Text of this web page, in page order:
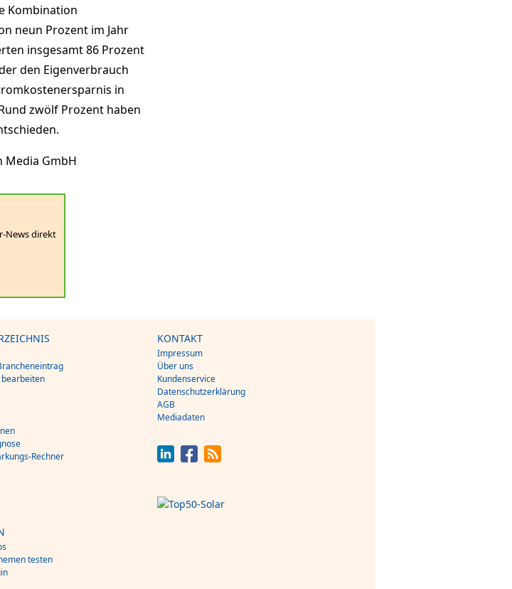
Kombination
neun Prozent im Jahr
insgesamt 86 Prozent
den Eigenverbrauch
in
zwölf Prozent haben
Media GmbH
News direkt
Rechner
testen
KONTAKT
Impressum
Über uns
Kundenservice
Datenschutzerklärung
AGB
Mediadaten